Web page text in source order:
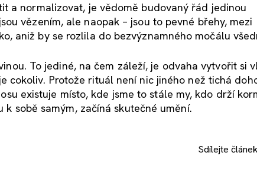
a normalizovat, je vědomě budovaný řád jedinou
vězením, ale naopak – jsou to pevné břehy, mezi
aniž by se rozlila do bezvýznamného močálu
To jediné, na čem záleží, je odvaha vytvořit si
cokoliv. Protože rituál není nic jiného než tichá
existuje místo, kde jsme to stále my, kdo drží
sobě samým, začíná skutečné umění.
Sdílejte článek